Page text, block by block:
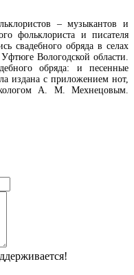
– музыкантов и
фольклориста и писателя
свадебного обряда в селах
Вологодской области.
обряда: и песенные
издана с приложением нот,
А. М. Мехнецовым.